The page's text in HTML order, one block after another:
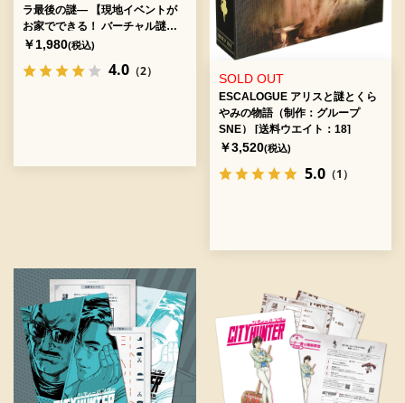
ラ最後の謎― 【現地イベントが
お家でできる！ バーチャル謎解
きプログラム】 [送料ウエイト：
￥1,980(税込)
4.0 （2）
SOLD OUT
ESCALOGUE アリスと謎とくら
やみの物語（制作：グループ
SNE） [送料ウエイト：18]
￥3,520(税込)
5.0（1）